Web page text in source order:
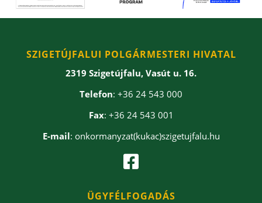
SZIGETÚJFALUI POLGÁRMESTERI HIVATAL
2319 Szigetújfalu, Vasút u. 16.
Telefon: +36 24 543 000
Fax: +36 24 543 001
E-mail: onkormanyzat(kukac)szigetujfalu.hu

ÜGYFÉLFOGADÁS